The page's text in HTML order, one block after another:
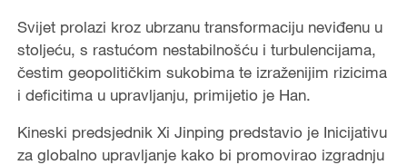
Svijet prolazi kroz ubrzanu transformaciju neviđenu u
stoljeću, s rastućom nestabilnošću i turbulencijama,
čestim geopolitičkim sukobima te izraženijim rizicima
i deficitima u upravljanju, primijetio je Han.
Kineski predsjednik Xi Jinping predstavio je Inicijativu
za globalno upravljanje kako bi promovirao izgradnju